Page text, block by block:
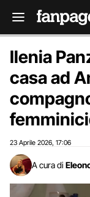
Ilenia
casa ad
23 Aprile 2026 17:06
A cura di